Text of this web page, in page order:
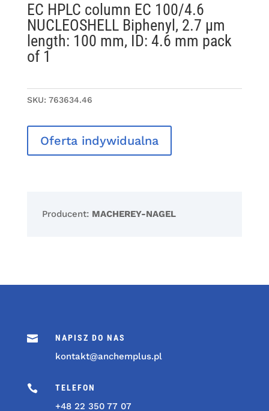
EC HPLC column EC 100/4.6
NUCLEOSHELL Biphenyl, 2.7 µm
length: 100 mm, ID: 4.6 mm pack
of 1
SKU: 763634.46
Oferta indywidualna
Producent: MACHEREY-NAGEL
 NAPISZ DO NAS
kontakt@anchemplus.pl
 TELEFON
+48 22 350 77 07